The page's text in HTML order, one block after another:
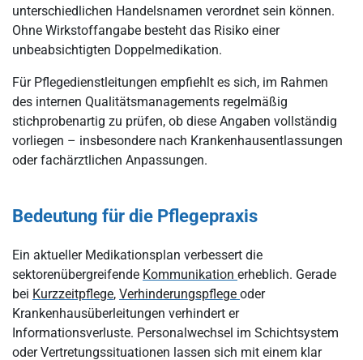
unterschiedlichen Handelsnamen verordnet sein können.
Ohne Wirkstoffangabe besteht das Risiko einer
unbeabsichtigten Doppelmedikation.
Für Pflegedienstleitungen empfiehlt es sich, im Rahmen
des internen Qualitätsmanagements regelmäßig
stichprobenartig zu prüfen, ob diese Angaben vollständig
vorliegen – insbesondere nach Krankenhausentlassungen
oder fachärztlichen Anpassungen.
Bedeutung für die Pflegepraxis
Ein aktueller Medikationsplan verbessert die
sektorenübergreifende Kommunikation erheblich. Gerade
bei Kurzzeitpflege, Verhinderungspflege oder
Krankenhausüberleitungen verhindert er
Informationsverluste. Personalwechsel im Schichtsystem
oder Vertretungssituationen lassen sich mit einem klar